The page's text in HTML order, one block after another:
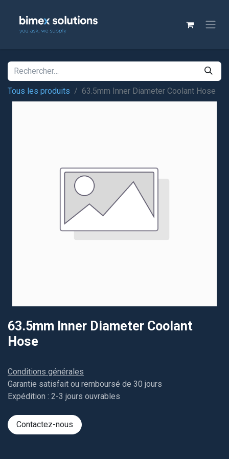
Tous les produits 63.5mm Inner Diameter Coolant Hose
63.5mm Inner Diameter Coolant
Hose
Conditions générales
Garantie satisfait ou remboursé de 30 jours
Expédition : 2-3 jours ouvrables
Contactez-nous